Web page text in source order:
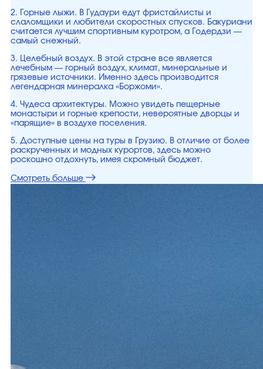
2. Горные лыжи. В Гудаури едут фристайлисты и
слаломщики и любители скоростных спусков. Бакуриани
считается лучшим спортивным куротром, а Годердзи —
самый снежный.
3. Целебный воздух. В этой стране все является
лечебным — горный воздух, климат, минеральные и
грязевые источники. Именно здесь производится
легендарная минералка «Боржоми».
4. Чудеса архитектуры. Можно увидеть пещерные
монастыри и горные крепости, невероятные дворцы и
«парящие» в воздухе поселения.
5. Доступные цены на туры в Грузию. В отличие от более
раскрученных и модных курортов, здесь можно
роскошно отдохнуть, имея скромный бюджет.
Смотреть больше